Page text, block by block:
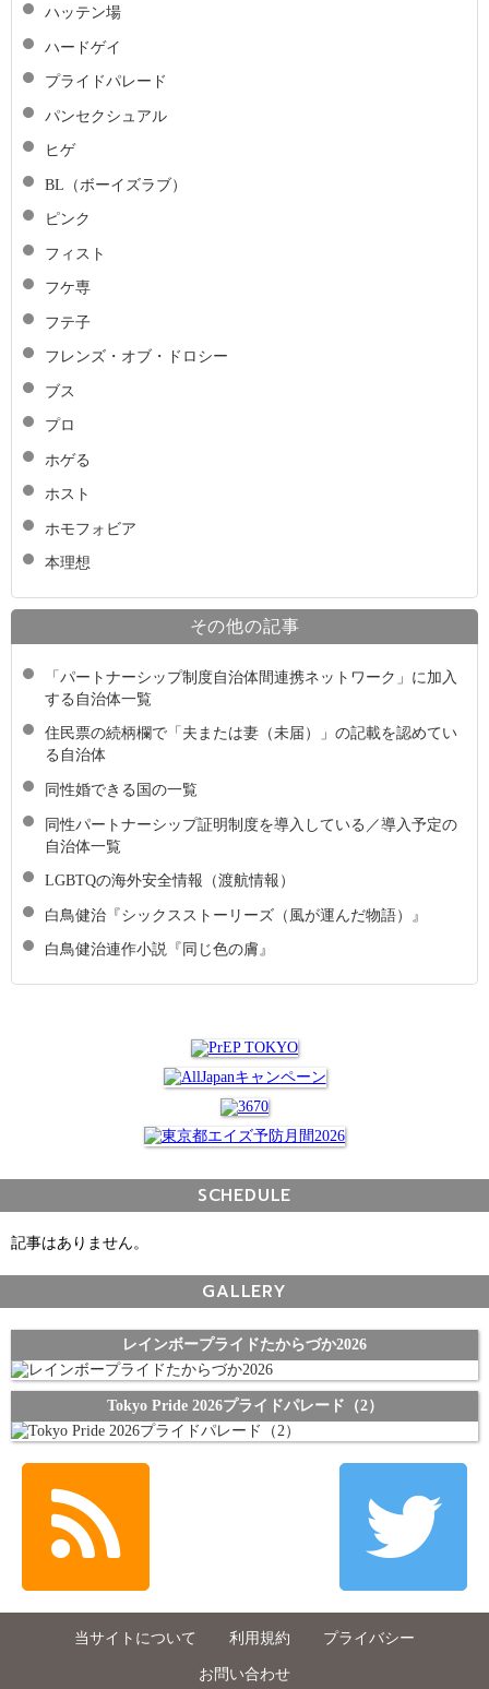
ハッテン場
ハードゲイ
プライドパレード
パンセクシュアル
ヒゲ
BL（ボーイズラブ）
ピンク
フィスト
フケ専
フテ子
フレンズ・オブ・ドロシー
ブス
プロ
ホゲる
ホスト
ホモフォビア
本理想
その他の記事
「パートナーシップ制度自治体間連携ネットワーク」に加入
する自治体一覧
住民票の続柄欄で「夫または妻（未届）」の記載を認めてい
る自治体
同性婚できる国の一覧
同性パートナーシップ証明制度を導入している／導入予定の
自治体一覧
LGBTQの海外安全情報（渡航情報）
白鳥健治『シックスストーリーズ（風が運んだ物語）』
白鳥健治連作小説『同じ色の膚』
SCHEDULE
記事はありません。
GALLERY
レインボープライドたからづか2026
Tokyo Pride 2026プライドパレード（2）
当サイトについて 利用規約 プライバシー
お問い合わせ